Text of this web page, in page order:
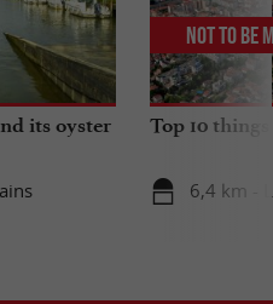
its oyster
Top 10
6,4 km -
Not to be